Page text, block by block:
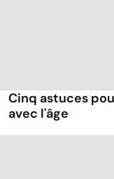
Cinq astuces
avec l'âge